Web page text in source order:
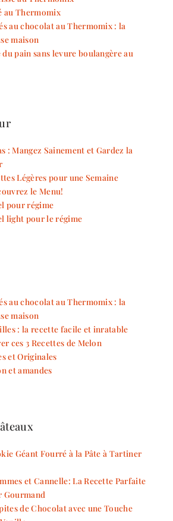
au Thermomix
au chocolat au Thermomix : la
maison
pain sans levure boulangère au
: Mangez Sainement et Gardez la
Légères pour une Semaine
le Menu!
pour régime
light pour le régime
au chocolat au Thermomix : la
maison
: la recette facile et inratable
ces 3 Recettes de Melon
et Originales
et amandes
Géant Fourré à la Pâte à Tartiner
et Cannelle: La Recette Parfaite
Gourmand
de Chocolat avec une Touche